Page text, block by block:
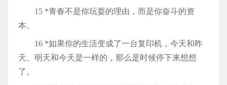
15 *青春不是你玩耍的理由，而是你奋斗的资
本。
16 *如果你的生活变成了一台复印机，今天和昨
天、明天和今天是一样的，那么是时候停下来想想
了。